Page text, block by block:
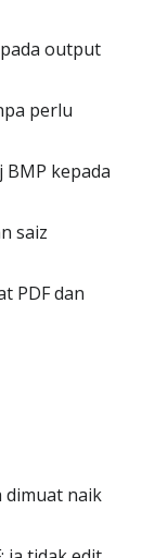
output
perlu
kepada
saiz
PDF dan
dimuat naik